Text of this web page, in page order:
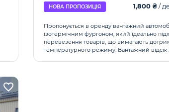
НОВА ПРОПОЗИЦІЯ 1,800 ₴/
Пропонується в оренду вантажний
ізотермічним фургоном, який ідеально
перевезення товарів, що вимагають
температурного режиму. Вантажний відсік